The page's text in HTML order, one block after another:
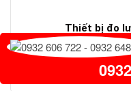
Thiết bị đo